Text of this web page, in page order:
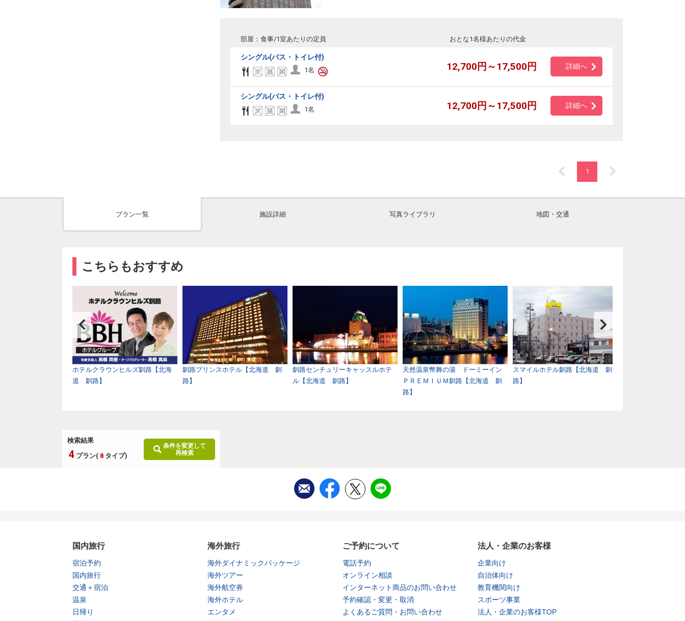
検索結果
4 プラン( 8 タイプ)
条件を変更して
再検索
部屋：食事/1室あたりの定員 おとな1名様あたりの代金
シングル(バス・トイレ付)
1名 12,700円～17,500円 詳細へ
シングル(バス・トイレ付)
1名 12,700円～17,500円 詳細へ
1
プラン一覧 施設詳細 写真ライブラリ 地図・交通
こちらもおすすめ
ホテルクラウンヒルズ釧路【北海
道 釧路】
釧路プリンスホテル【北海道 釧
路】
釧路センチュリーキャッスルホテ
ル【北海道 釧路】
天然温泉幣舞の湯 ドーミーイン
ＰＲＥＭＩＵＭ釧路【北海道 釧
路】
スマイルホテル釧路【北海道 釧
路】
国内旅行
宿泊予約
国内旅行
交通＋宿泊
温泉
日帰り
海外旅行
海外ダイナミックパッケージ
海外ツアー
海外航空券
海外ホテル
エンタメ
ご予約について
電話予約
オンライン相談
インターネット商品のお問い合わせ
予約確認・変更・取消
よくあるご質問・お問い合わせ
法人・企業のお客様
企業向け
自治体向け
教育機関向け
スポーツ事業
法人・企業のお客様TOP